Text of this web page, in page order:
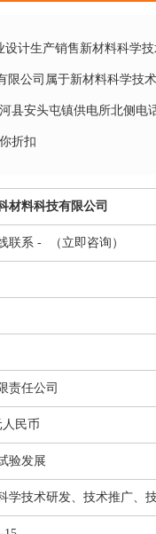
计生产销售新材料科学
公司属于新材料科学技
县安头屯镇供电所北侧电
折扣
材料科技有限公司
联系 - （立即咨询）
责任公司
人民币
验发展
学技术研发、技术推广、